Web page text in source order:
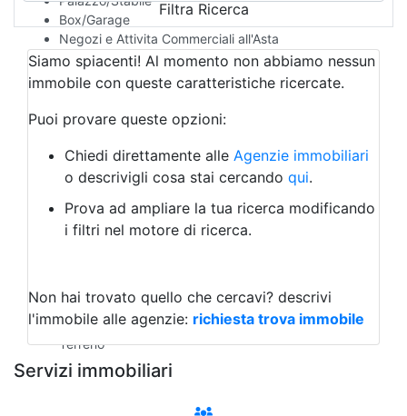
Box/Garage
Negozi e Attivita Commerciali all'Asta
Qualsiasi
Attività/Licenza Commerciale
Azienda Agricola
Bar/Ristorante
Albergo
Laboratorio Artigianale
Negozio/locale commerciale
Agriturismo
Magazzini
Qualsiasi
Terreno edificabile
Terreno
Filtra Ricerca
Siamo spiacenti! Al momento non abbiamo nessun
immobile con queste caratteristiche ricercate.
Puoi provare queste opzioni:
Chiedi direttamente alle Agenzie immobiliari
o descrivigli cosa stai cercando qui.
Prova ad ampliare la tua ricerca modificando
i filtri nel motore di ricerca.
Non hai trovato quello che cercavi? descrivi
l'immobile alle agenzie: richiesta trova immobile
Servizi immobiliari